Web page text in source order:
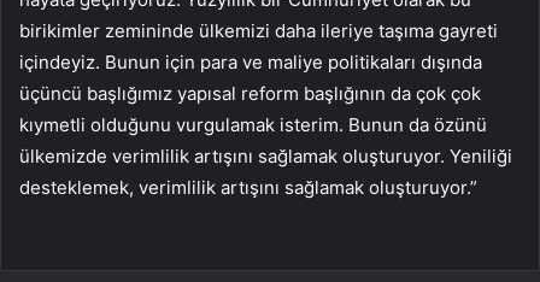
birikimler zemininde ülkemizi daha ileriye taşıma gayreti
içindeyiz. Bunun için para ve maliye politikaları dışında
üçüncü başlığımız yapısal reform başlığının da çok çok
kıymetli olduğunu vurgulamak isterim. Bunun da özünü
ülkemizde verimlilik artışını sağlamak oluşturuyor. Yeniliği
desteklemek, verimlilik artışını sağlamak oluşturuyor.”